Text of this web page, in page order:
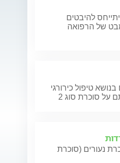
להיבטים
של הרפואה
טיפול כירורגי
על סוכרת סוג 2
נעורים (סוכרת